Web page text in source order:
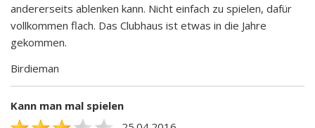
andererseits ablenken kann. Nicht einfach zu spielen, dafür
vollkommen flach. Das Clubhaus ist etwas in die Jahre
gekommen.
Birdieman
Kann man mal spielen